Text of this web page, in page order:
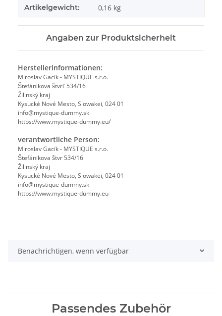
Artikelgewicht: 0,16 kg
Angaben zur Produktsicherheit
Herstellerinformationen:
Miroslav Gacík - MYSTIQUE s.r.o.
Štefánikova štvrť 534/16
Žilinský kraj
Kysucké Nové Mesto, Slowakei, 024 01
info@mystique-dummy.sk
https://www.mystique-dummy.eu/
verantwortliche Person:
Miroslav Gacík - MYSTIQUE s.r.o.
Štefánikova štvr 534/16
Žilinský kraj
Kysucké Nové Mesto, Slowakei, 024 01
info@mystique-dummy.sk
https://www.mystique-dummy.eu
Benachrichtigen, wenn verfügbar
Passendes Zubehör